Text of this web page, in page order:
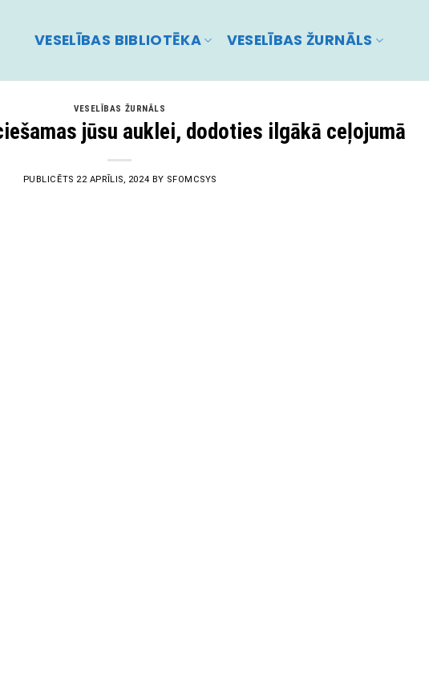
VESELĪBAS BIBLIOTĒKA VESELĪBAS ŽURNĀLS
VESELĪBAS ŽURNĀLS
jūsu auklei, dodoties ilgākā ceļojumā
PUBLICĒTS 22 APRĪLIS, 2024 BY SFOMCSYS